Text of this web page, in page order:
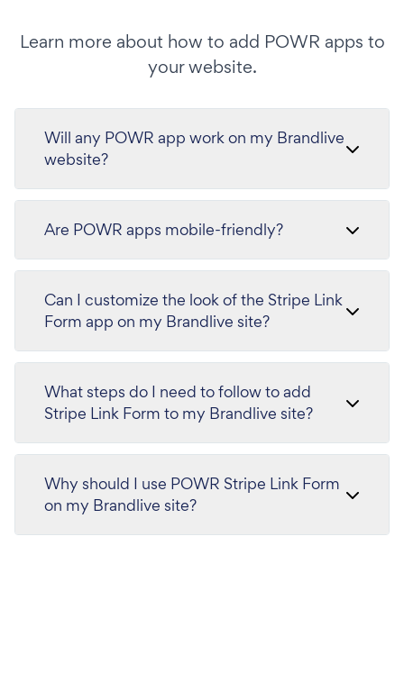
Learn more about how to add POWR apps to
your website.
Will any POWR app work on my Brandlive
website?
Are POWR apps mobile-friendly?
Can I customize the look of the Stripe Link
Form app on my Brandlive site?
What steps do I need to follow to add
Stripe Link Form to my Brandlive site?
Why should I use POWR Stripe Link Form
on my Brandlive site?